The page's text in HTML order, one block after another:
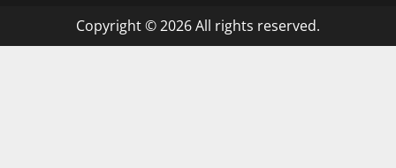
Copyright © 2026 All rights reserved.